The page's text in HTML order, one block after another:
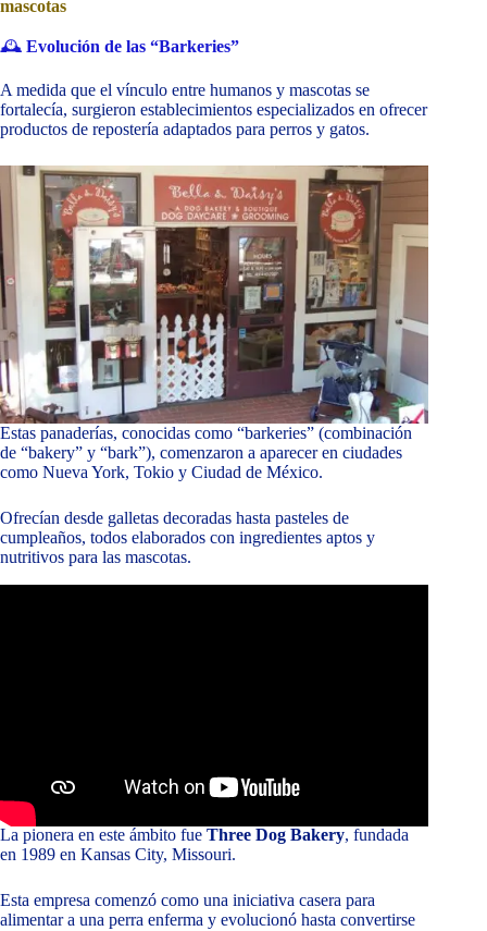
mascotas
🕰️ Evolución de las “Barkeries”
A medida que el vínculo entre humanos y mascotas se
fortalecía, surgieron establecimientos especializados en ofrecer
productos de repostería adaptados para perros y gatos.
Estas panaderías, conocidas como “barkeries” (combinación
de “bakery” y “bark”), comenzaron a aparecer en ciudades
como Nueva York, Tokio y Ciudad de México.
Ofrecían desde galletas decoradas hasta pasteles de
cumpleaños, todos elaborados con ingredientes aptos y
nutritivos para las mascotas.
La pionera en este ámbito fue Three Dog Bakery, fundada
en 1989 en Kansas City, Missouri.
Esta empresa comenzó como una iniciativa casera para
alimentar a una perra enferma y evolucionó hasta convertirse